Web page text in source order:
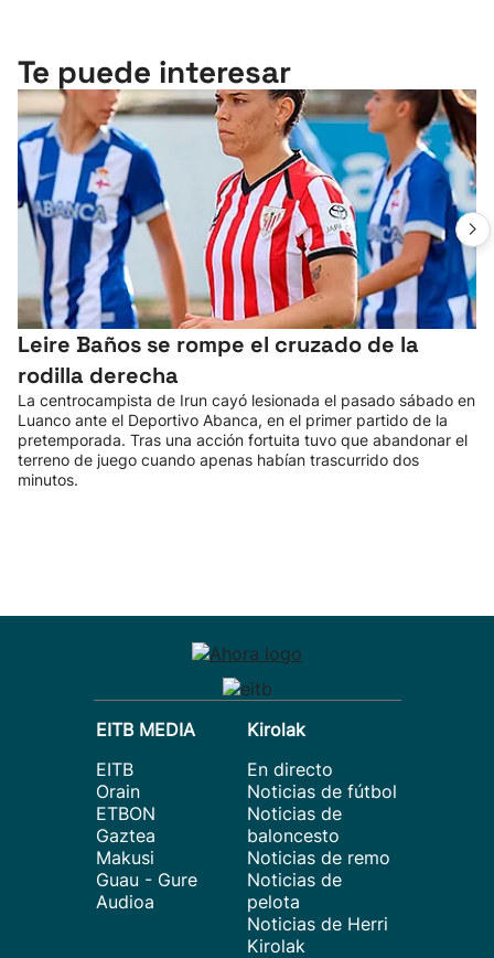
Te puede interesar
Leire Baños se rompe el cruzado de la
rodilla derecha
La centrocampista de Irun cayó lesionada el pasado sábado en
Luanco ante el Deportivo Abanca, en el primer partido de la
pretemporada. Tras una acción fortuita tuvo que abandonar el
terreno de juego cuando apenas habían trascurrido dos
minutos.
EITB MEDIA
EITB
Orain
ETBON
Gaztea
Makusi
Guau - Gure
Audioa
Kirolak
En directo
Noticias de fútbol
Noticias de
baloncesto
Noticias de remo
Noticias de
pelota
Noticias de Herri
Kirolak